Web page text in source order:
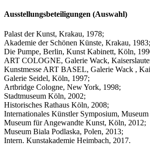
Ausstellungsbeteiligungen (Auswahl)
Palast der Kunst, Krakau, 1978;
Akademie der Schönen Künste, Krakau, 1983;
Die Pumpe, Berlin, Kunst Kabinett, Köln,
ART COLOGNE, Galerie Wack,
Kunstmesse ART BASEL, Galerie Wack ,
Galerie Seidel, Köln, 1997;
Artbridge Cologne, New York, 1998;
Stadtmuseum Köln, 2002;
Historisches Rathaus Köln, 2008;
Internationales Künstler Symposium,
Museum für Angewandte Kunst, Köln, 2012;
Museum Biala Podlaska, Polen, 2013;
Intern. Kunstakademie Heimbach, 2017.